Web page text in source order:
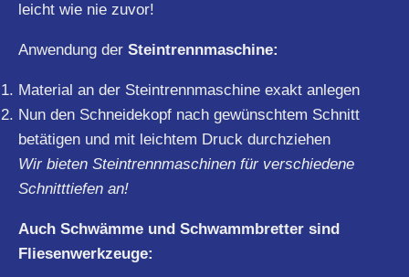
leicht wie nie zuvor!
Anwendung der Steintrennmaschine:
Material an der Steintrennmaschine exakt anlegen
Nun den Schneidekopf nach gewünschtem Schnitt
betätigen und mit leichtem Druck durchziehen
Wir bieten Steintrennmaschinen für verschiedene
Schnitttiefen an!
Auch Schwämme und Schwammbretter sind
Fliesenwerkzeuge: